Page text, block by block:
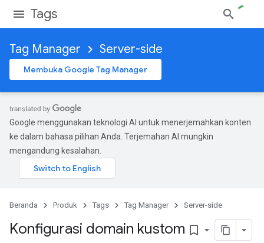
Tags
Tag Manager Server-side
Membuka Google Tag Manager
Google menggunakan teknologi AI untuk menerjemahkan konten
ke dalam bahasa pilihan Anda. Terjemahan AI mungkin
mengandung kesalahan.
Beranda Produk Tags Tag Manager Server-side
Konfigurasi domain kustom bookmark_border